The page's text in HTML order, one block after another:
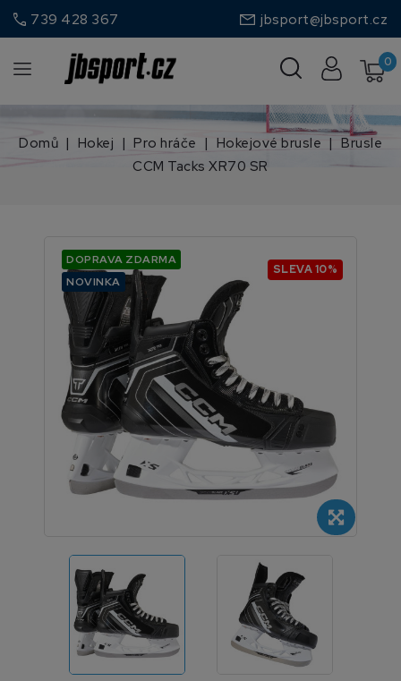
call 739 428 367 jbsport@jbsport.cz
0
Domů Hokej Pro hráče Hokejové brusle
Brusle
CCM Tacks XR70 SR
DOPRAVA ZDARMA
NOVINKA
SLEVA 10%